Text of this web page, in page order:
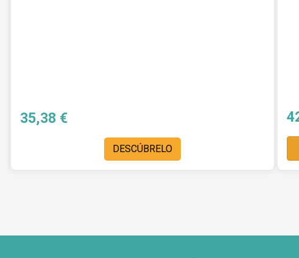
35,38 €
DESCÚBRELO